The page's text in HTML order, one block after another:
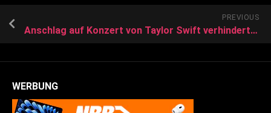
PREVIOUS
Anschlag auf Konzert von Taylor Swift verhindert Vom netten Nachbarssohn zum Terroristen
WERBUNG